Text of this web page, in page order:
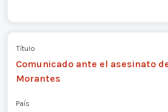
Título
Comunicado ante el asesinato
Morantes
País